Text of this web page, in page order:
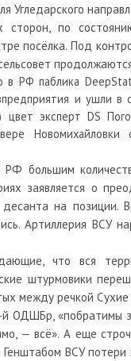
Угледарского
сторон, по
посёлка. Под
РФ паблика
и ушли в
цвет эксперт DS
большим
заявляется о
на позиции.
Артиллерия ВСУ
что вся
штурмовики
между речкой Сухие
ОДШБр, «побратимы
— всё». А еще
ВСУ